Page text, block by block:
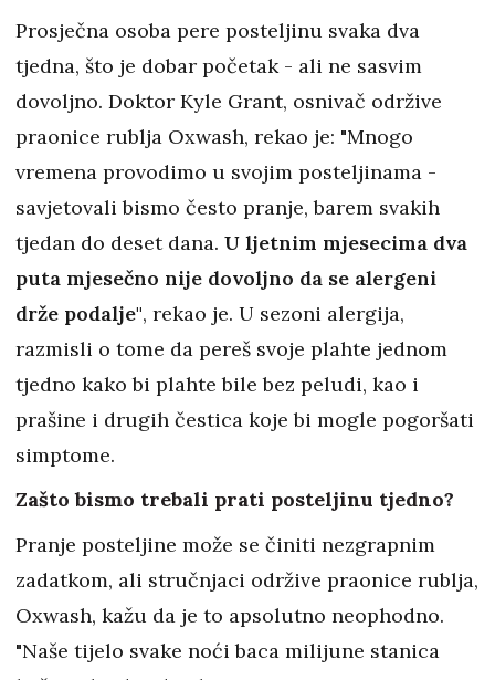
Prosječna osoba pere posteljinu svaka dva
tjedna, što je dobar početak - ali ne sasvim
dovoljno. Doktor Kyle Grant, osnivač održive
praonice rublja Oxwash, rekao je: "Mnogo
vremena provodimo u svojim posteljinama -
savjetovali bismo često pranje, barem svakih
tjedan do deset dana. U ljetnim mjesecima dva
puta mjesečno nije dovoljno da se alergeni
drže podalje", rekao je. U sezoni alergija,
razmisli o tome da pereš svoje plahte jednom
tjedno kako bi plahte bile bez peludi, kao i
prašine i drugih čestica koje bi mogle pogoršati
simptome.
Zašto bismo trebali prati posteljinu tjedno?
Pranje posteljine može se činiti nezgrapnim
zadatkom, ali stručnjaci održive praonice rublja,
Oxwash, kažu da je to apsolutno neophodno.
"Naše tijelo svake noći baca milijune stanica